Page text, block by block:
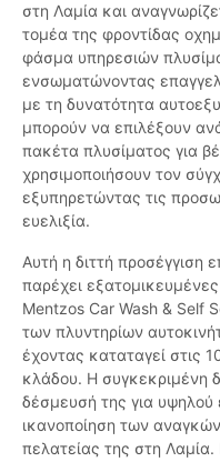
στη Λαμία και
τομέα της φροντίδας
φάσμα υπηρεσιών
ενσωματώνοντας
με τη δυνατότητα
μπορούν να επιλέξουν
πακέτα πλυσίματος για
χρησιμοποιήσουν τον
εξυπηρετώντας τις
ευελιξία.
Αυτή η διττή προσέγγιση
παρέχει
Mentzos Car Wash & Self
των πλυντηρίων
έχοντας καταταγεί στις
κλάδου. Η συγκεκριμένη
δέσμευσή της για υψηλού
ικανοποίηση των
πελατείας της στη